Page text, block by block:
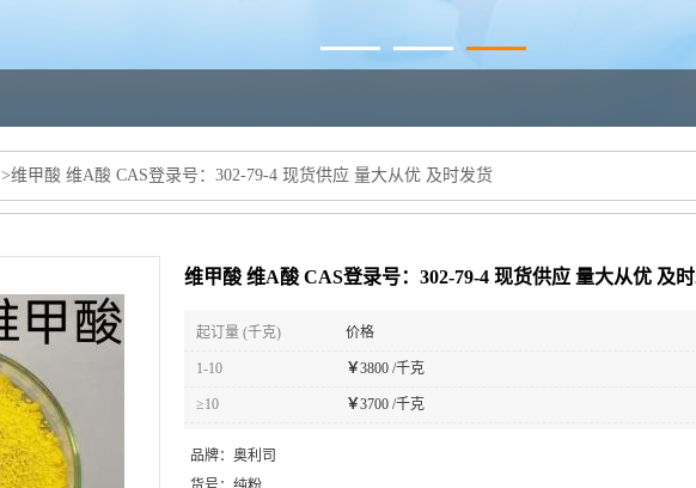
>维甲酸 维A酸 CAS登录号：302-79-4 现货供应 量大从优 及时发货
维甲酸 维A酸 CAS登录号：302-79-4 现货供应 量大从优 及
起订量 (千克) 价格
1-10 ￥3800 /千克
≥10 ￥3700 /千克
品牌： 奥利司